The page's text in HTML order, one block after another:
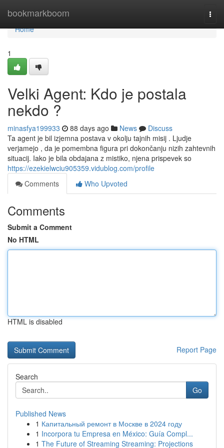
bookmarkboom
Home
Home
1
Velki Agent: Kdo je postala
nekdo ?
minasfya199933 88 days ago News
Discuss
Ta agent je bil izjemna postava v okolju tajnih misij . Ljudje
verjamejo , da je pomembna figura pri dokončanju nizih zahtevnih
situacij. Iako je bila obdajana z mistiko, njena prispevek so
https://ezekielwciu905359.vidublog.com/profile
Comments
Who Upvoted
Comments
Submit a Comment
No HTML
HTML is disabled
Report Page
Search
Go
Published News
1 Капитальный ремонт в Москве в 2024 году
1 Incorpora tu Empresa en México: Guía Compl...
1 The Future of Streaming Streaming: Projections